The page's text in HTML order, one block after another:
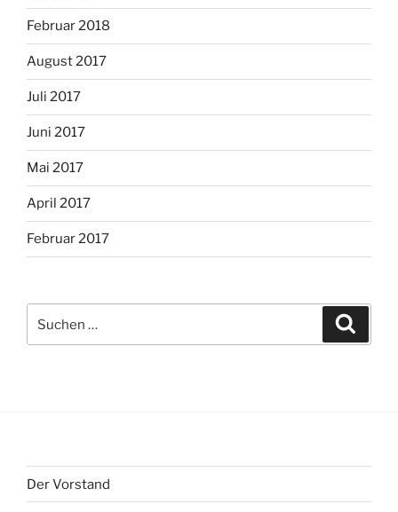
Februar 2018
August 2017
Juli 2017
Juni 2017
Mai 2017
April 2017
Februar 2017
nach:
Der Vorstand